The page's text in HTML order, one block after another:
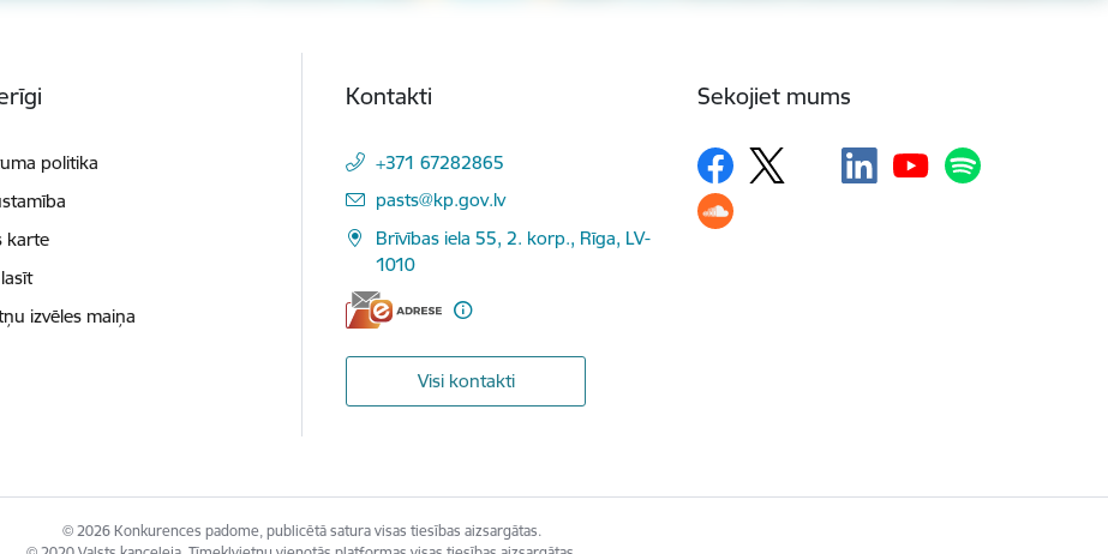
politika
karte
izvēles maiņa
Kontakti
+371 67282865
E-pasts:
pasts@kp.gov.lv
Brīvības iela 55, 2. korp., Rīga, LV-
1010
Visi kontakti
Sekojiet mums
© 2026 Konkurences padome, publicētā satura visas tiesības aizsargātas.